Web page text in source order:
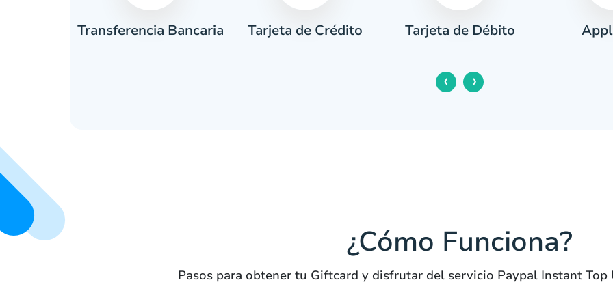
Transferencia Bancaria Tarjeta de Crédito Tarjeta de Débito
‹ ›
¿Cómo Funciona?
Pasos para obtener tu Giftcard y disfrutar del servicio Paypal Instant Top